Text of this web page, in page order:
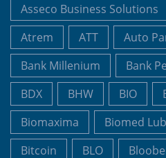
Asseco Business Solutions
Atrem
ATT Auto
Bank Millenium
Bank
BDX
BHW BIO
Biomaxima
Biomed
Bitcoin
BLO